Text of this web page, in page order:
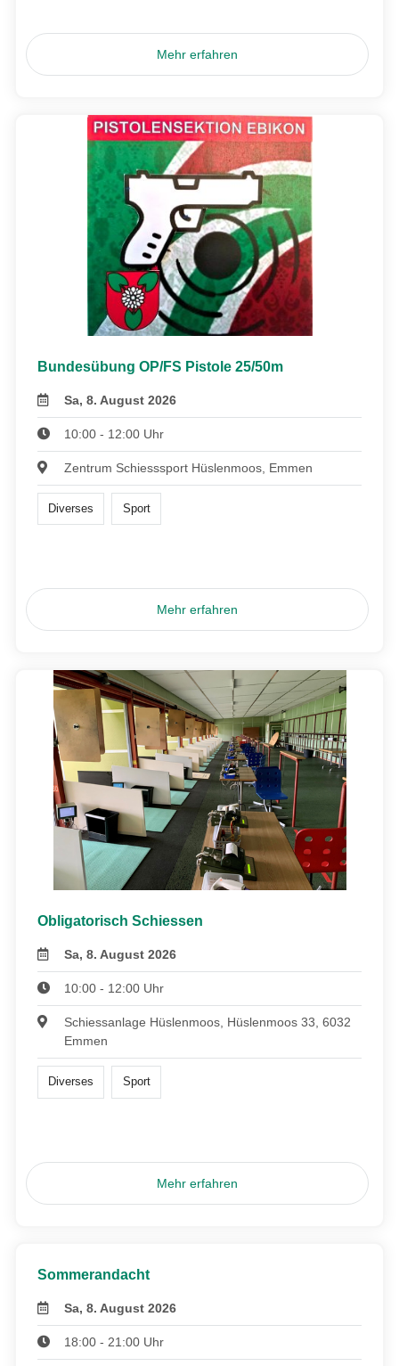
Mehr erfahren
Bundesübung OP/FS Pistole 25/50m
Sa, 8. August 2026
10:00 - 12:00 Uhr
Zentrum Schiesssport Hüslenmoos, Emmen
Diverses Sport
Mehr erfahren
Obligatorisch Schiessen
Sa, 8. August 2026
10:00 - 12:00 Uhr
Schiessanlage Hüslenmoos, Hüslenmoos 33, 6032
Emmen
Diverses Sport
Mehr erfahren
Sommerandacht
Sa, 8. August 2026
18:00 - 21:00 Uhr